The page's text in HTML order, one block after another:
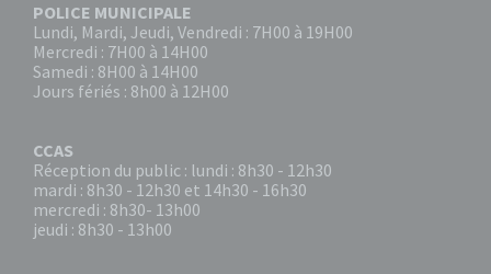
POLICE MUNICIPALE
Lundi, Mardi, Jeudi, Vendredi : 7H00 à 19H00
Mercredi : 7H00 à 14H00
Samedi : 8H00 à 14H00
Jours fériés : 8h00 à 12H00
CCAS
Réception du public : lundi : 8h30 - 12h30
mardi : 8h30 - 12h30 et 14h30 - 16h30
mercredi : 8h30- 13h00
jeudi : 8h30 - 13h00